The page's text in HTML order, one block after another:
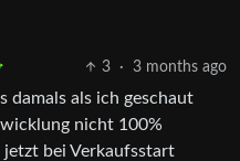
3 · 3 months ago
damals als ich geschaut
nicht 100%
jetzt bei Verkaufsstart